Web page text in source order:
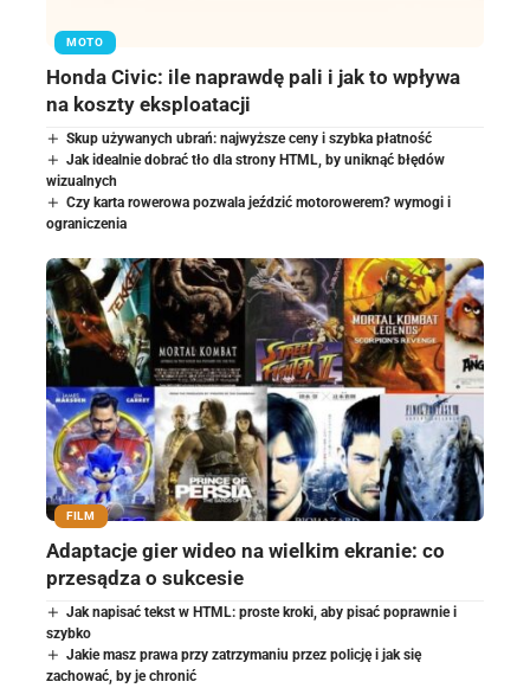
MOTO
Honda Civic: ile naprawdę pali i jak to wpływa
na koszty eksploatacji
Skup używanych ubrań: najwyższe ceny i szybka płatność
Jak idealnie dobrać tło dla strony HTML, by uniknąć błędów
wizualnych
Czy karta rowerowa pozwala jeździć motorowerem? wymogi i
ograniczenia
FILM
Adaptacje gier wideo na wielkim ekranie: co
przesądza o sukcesie
Jak napisać tekst w HTML: proste kroki, aby pisać poprawnie i
szybko
Jakie masz prawa przy zatrzymaniu przez policję i jak się
zachować, by je chronić